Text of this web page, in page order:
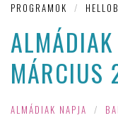
PROGRAMOK /
MÁRCIUS
ALMÁDIAK NAPJA /